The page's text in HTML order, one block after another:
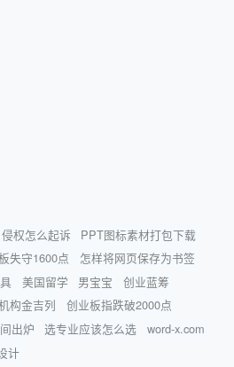
侵权怎么起诉
PPT图标素材打包下载
失守1600点
怎样将网页保存为书签
美国留学 男宝宝
创业蓝筹
构金吉列
创业板指跌破2000点
出炉
选专业应该怎么选
word-x.com
计